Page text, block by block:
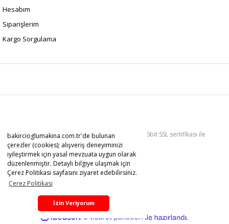
bakircioglumakina.com.tr'de bulunan
çerezler (cookies); alışveriş deneyiminizi
iyileştirmek için yasal mevzuata uygun olarak
düzenlenmiştir. Detaylı bilgiye ulaşmak için
Çerez Politikası sayfasını ziyaret edebilirsiniz.
Çerez Politikası
İzin Veriyorum
Hesabım
Siparişlerim
Kargo Sorgulama
Copyright 2022 © Kredi kartı bilgileriniz 256bit SSL sertifikası ile
korunmaktadır.
ideasoft
e-